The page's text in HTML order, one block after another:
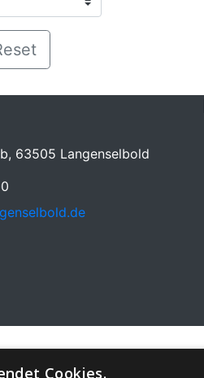
63505 Langenselbold
Cookies.